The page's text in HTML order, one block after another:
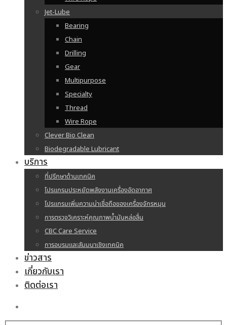
Jet-Lube
Bearing
Chain
Drilling
Gear
Multipurpose
Specialty
Thread
Wire Rope
Clever Bio Clean
Biodegradable Lubricant
บริการ
ที่ปรึกษาด้านเทคนิค
โปรแกรมประหยัดพลังงานเครื่องอัดอากาศ
โปรแกรมเพิ่มความน่าเชื่อถือของเครื่องจักรหมุน
การตรวจวิเคราะห์คุณภาพน้ำมันหล่อลื่น
CBC Care Service
การอบรมและสัมมนาเชิงเทคนิค
ข่าวสาร
เกี่ยวกับเรา
ติดต่อเรา